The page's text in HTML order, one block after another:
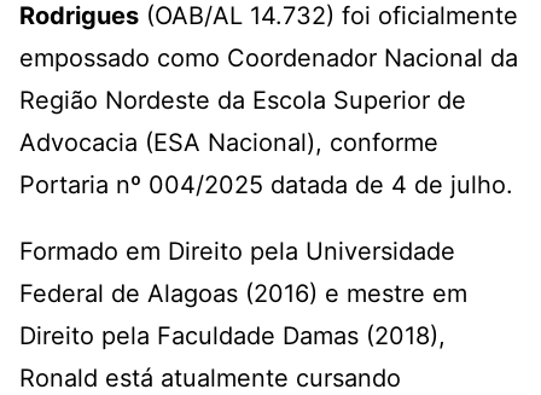
Rodrigues (OAB/AL 14.732) foi oficialmente
empossado como Coordenador Nacional da
Região Nordeste da Escola Superior de
Advocacia (ESA Nacional), conforme
Portaria nº 004/2025 datada de 4 de julho.
Formado em Direito pela Universidade
Federal de Alagoas (2016) e mestre em
Direito pela Faculdade Damas (2018),
Ronald está atualmente cursando